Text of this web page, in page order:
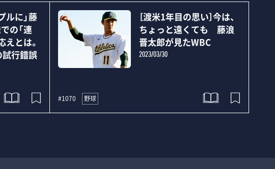
ルに」藤
の「連
えとは。
行錯誤
［渡米1年目の思い］今は、
ちょっと遠くても 藤浪
晋太郎が見たWBC
2023/03/30
#1070 野球